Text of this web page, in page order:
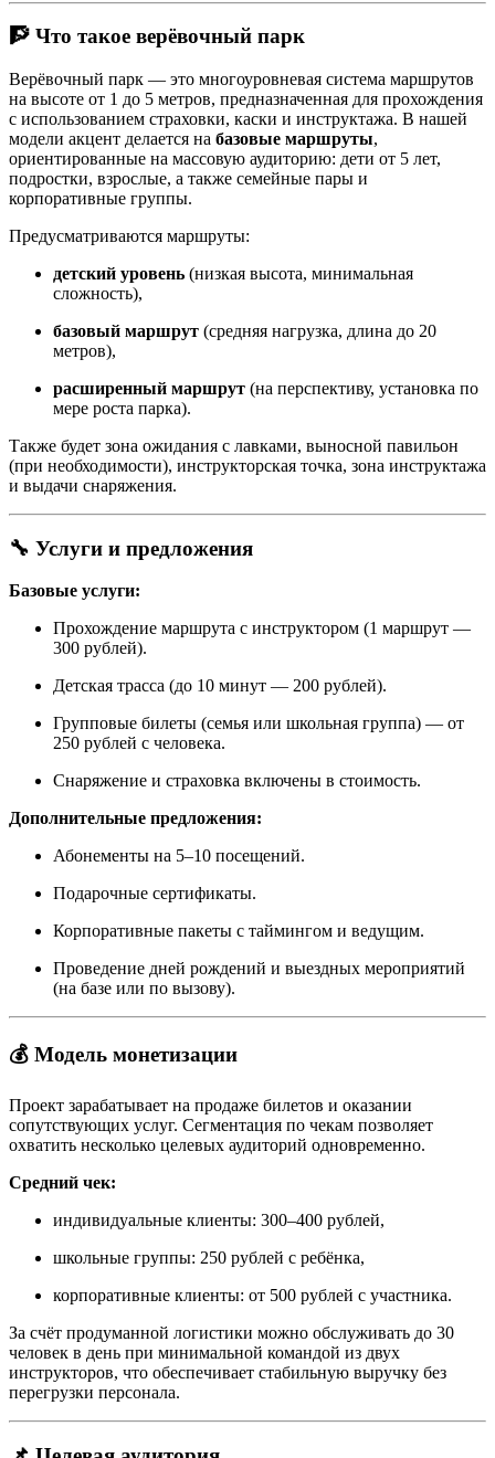
🧗 Что такое верёвочный парк
Верёвочный парк — это многоуровневая система маршрутов
на высоте от 1 до 5 метров, предназначенная для прохождения
с использованием страховки, каски и инструктажа. В нашей
модели акцент делается на базовые маршруты,
ориентированные на массовую аудиторию: дети от 5 лет,
подростки, взрослые, а также семейные пары и
корпоративные группы.
Предусматриваются маршруты:
детский уровень (низкая высота, минимальная
сложность),
базовый маршрут (средняя нагрузка, длина до 20
метров),
расширенный маршрут (на перспективу, установка по
мере роста парка).
Также будет зона ожидания с лавками, выносной павильон
(при необходимости), инструкторская точка, зона инструктажа
и выдачи снаряжения.
🔧 Услуги и предложения
Базовые услуги:
Прохождение маршрута с инструктором (1 маршрут —
300 рублей).
Детская трасса (до 10 минут — 200 рублей).
Групповые билеты (семья или школьная группа) — от
250 рублей с человека.
Снаряжение и страховка включены в стоимость.
Дополнительные предложения:
Абонементы на 5–10 посещений.
Подарочные сертификаты.
Корпоративные пакеты с таймингом и ведущим.
Проведение дней рождений и выездных мероприятий
(на базе или по вызову).
💰 Модель монетизации
Проект зарабатывает на продаже билетов и оказании
сопутствующих услуг. Сегментация по чекам позволяет
охватить несколько целевых аудиторий одновременно.
Средний чек:
индивидуальные клиенты: 300–400 рублей,
школьные группы: 250 рублей с ребёнка,
корпоративные клиенты: от 500 рублей с участника.
За счёт продуманной логистики можно обслуживать до 30
человек в день при минимальной командой из двух
инструкторов, что обеспечивает стабильную выручку без
перегрузки персонала.